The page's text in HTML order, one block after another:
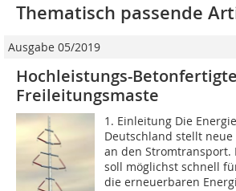
Thematisch passende
Ausgabe 05/2019
Hochleistungs-
Freileitungsmaste
1. Einleitung Die
Deutschland stellt
an den Stromtransport.
soll möglichst schnell
die erneuerbaren